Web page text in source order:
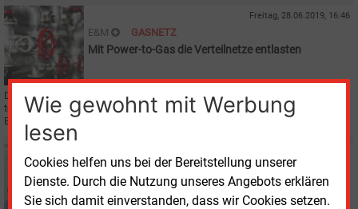
Wie gewohnt mit Werbung
lesen
Cookies helfen uns bei der Bereitstellung unserer
Dienste. Durch die Nutzung unseres Angebots erklären
Sie sich damit einverstanden, dass wir Cookies setzen.
Freitag, 28.06.2019, 16:46
E&M GASNETZ
Mit Power-to-Gas die Verteilnetze entlasten
Der Gasverband DVGW plädiert auf Basis einer neuen Studie dafür, Power-
to-Gas-Anlagen auch auf Verteilnetzebene zur Optimierung des
Energiesystems einzusetzen.
E&M WASSERVERSORGUNG
Klimawandel trocknet Wasserversorgung aus